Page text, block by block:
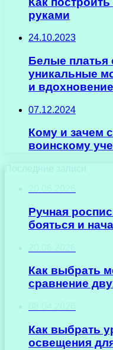
руками
24.10.2023
Белые платья
уникальные
и
07.12.2024
Кому и зачем
воинскому
Последние записи
Ручная
бояться и
Как выбрать
сравнение
Как выбрать
освещения